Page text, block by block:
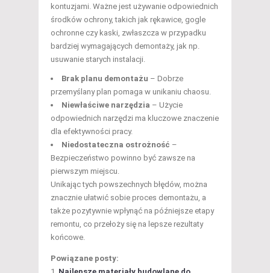
kontuzjami. Ważne jest używanie odpowiednich
środków ochrony, takich jak rękawice, gogle
ochronne czy kaski, zwłaszcza w przypadku
bardziej wymagających demontaży, jak np.
usuwanie starych instalacji.
Brak planu demontażu – Dobrze
przemyślany plan pomaga w unikaniu chaosu.
Niewłaściwe narzędzia – Użycie
odpowiednich narzędzi ma kluczowe znaczenie
dla efektywności pracy.
Niedostateczna ostrożność –
Bezpieczeństwo powinno być zawsze na
pierwszym miejscu.
Unikając tych powszechnych błędów, można
znacznie ułatwić sobie proces demontażu, a
także pozytywnie wpłynąć na późniejsze etapy
remontu, co przełoży się na lepsze rezultaty
końcowe.
Powiązane posty: